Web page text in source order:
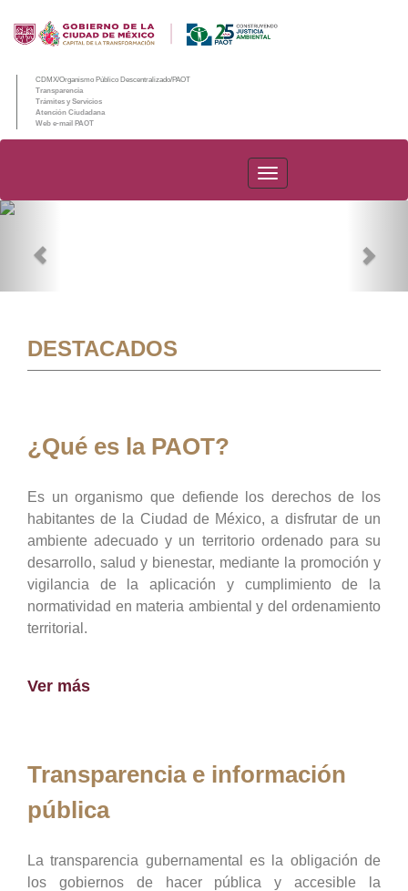
CDMX/Organismo Público Descentralizado/PAOT
Transparencia
Trámites y Servicios
Atención Ciudadana
Web e-mail PAOT
PAOT
DESTACADOS
¿Qué es la PAOT?
Es un organismo que defiende los derechos de los
habitantes de la Ciudad de México, a disfrutar de un
ambiente adecuado y un territorio ordenado para su
desarrollo, salud y bienestar, mediante la promoción y
vigilancia de la aplicación y cumplimiento de la
normatividad en materia ambiental y del ordenamiento
territorial.
Ver más
Transparencia e información
pública
La transparencia gubernamental es la obligación de
los gobiernos de hacer pública y accesible la